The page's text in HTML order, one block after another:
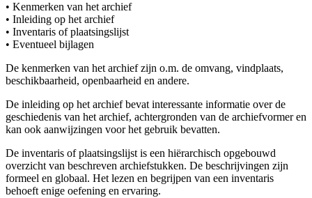
• Kenmerken van het archief
• Inleiding op het archief
• Inventaris of plaatsingslijst
• Eventueel bijlagen
De kenmerken van het archief zijn o.m. de omvang, vindplaats,
beschikbaarheid, openbaarheid en andere.
De inleiding op het archief bevat interessante informatie over de
geschiedenis van het archief, achtergronden van de archiefvormer en
kan ook aanwijzingen voor het gebruik bevatten.
De inventaris of plaatsingslijst is een hiërarchisch opgebouwd
overzicht van beschreven archiefstukken. De beschrijvingen zijn
formeel en globaal. Het lezen en begrijpen van een inventaris
behoeft enige oefening en ervaring.